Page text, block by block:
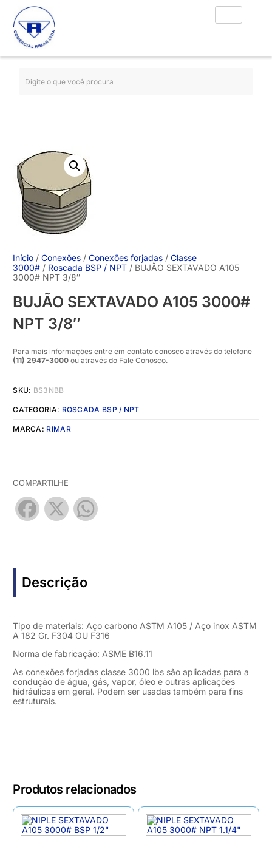
Início /Conexões /Conexões forjadas /Classe
3000# / Roscada BSP / NPT / BUJÃO SEXTAVADO A105
3000# NPT 3/8″
BUJÃO SEXTAVADO A105 3000#
NPT 3/8″
Para mais informações entre em contato conosco através do telefone
(11) 2947-3000 ou através do Fale Conosco.
SKU: BS3NBB
CATEGORIA: ROSCADA BSP / NPT
MARCA: RIMAR
COMPARTILHE
Facebook
X
Descrição
Tipo de materiais: Aço carbono ASTM A105 / Aço inox ASTM
A 182 Gr. F304 OU F316
Norma de fabricação: ASME B16.11
As conexões forjadas classe 3000 lbs são aplicadas para a
condução de água, gás, vapor, óleo e outras aplicações
hidráulicas em geral. Podem ser usadas também para fins
estruturais.
Produtos relacionados